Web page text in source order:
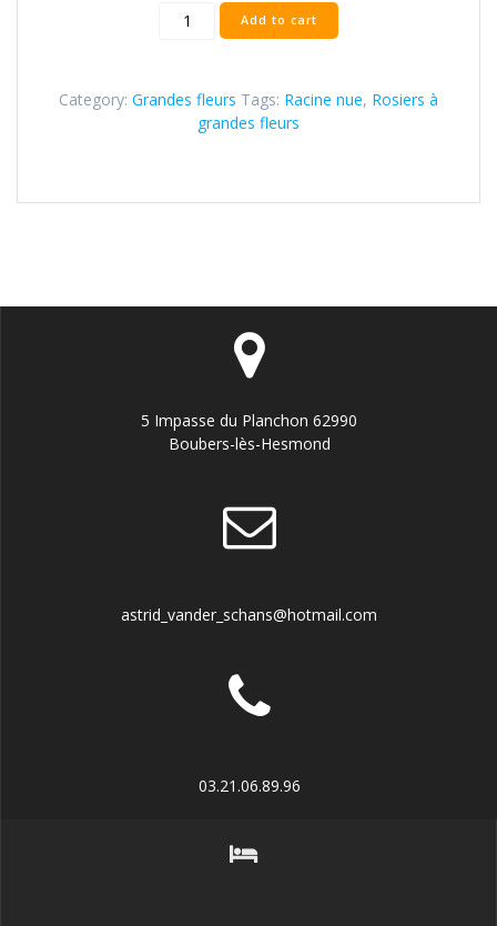
Leo
Ferré
Add to cart
Category: Grandes fleurs Tags: Racine nue, Rosiers à
grandes fleurs
5 Impasse du Planchon 62990
Boubers-lès-Hesmond
astrid_vander_schans@hotmail.com
03.21.06.89.96